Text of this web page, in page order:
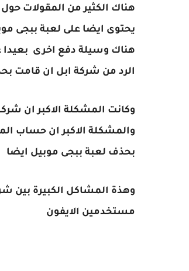
هناك الكثير من المقولات
يحتوى ايضا على لعبة ببجى
هناك وسيلة دفع اخرى بعيدا
الرد من شركة ابل ان قامت
وكانت المشكلة الاكبر ان
والمشكلة الاكبر ان حساب
بحذف لعبة ببجى موبيل ايضا
وهذة المشاكل الكبيرة بين
مستخدمين الايفون